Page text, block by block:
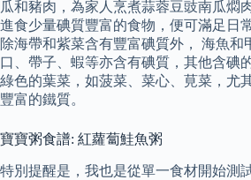
瓜和豬肉，為家人烹煮蒜蓉豆豉南瓜燜
進食少量碘質豐富的食物，便可滿足日
除海帶和紫菜含有豐富碘質外， 海魚和
口、帶子、蝦等亦含有碘質，其他含碘
綠色的葉菜，如菠菜、菜心、莧菜，尤
豐富的鐵質。
寶寶粥食譜: 紅蘿蔔鮭魚粥
特別提醒是，我也是從單一食材開始測